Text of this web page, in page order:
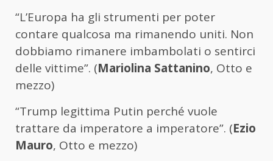
“L’Europa ha gli strumenti per poter
contare qualcosa ma rimanendo uniti. Non
dobbiamo rimanere imbambolati o sentirci
delle vittime”. (Mariolina Sattanino, Otto e
mezzo)
“Trump legittima Putin perché vuole
trattare da imperatore a imperatore”. (Ezio
Mauro, Otto e mezzo)